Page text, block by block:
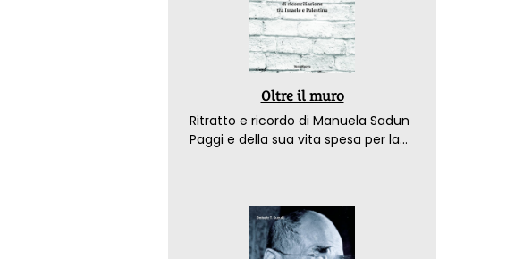
Oltre il muro
Ritratto e ricordo di Manuela Sadun
Paggi e della sua vita spesa per la